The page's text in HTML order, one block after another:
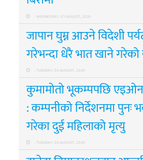
: WEDNESDAY, 05 AUGUST, 2026
जापान घुम्न आउने विदेशी
गरेभन्दा धेरै भात खाने
: TUESDAY, 04 AUGUST, 2026
कुमामोतो भूकम्पपछि
: कम्पनीको निर्देशनमा पुनः
गरेका दुई महिलाको मृत्यु
: TUESDAY, 04 AUGUST, 2026